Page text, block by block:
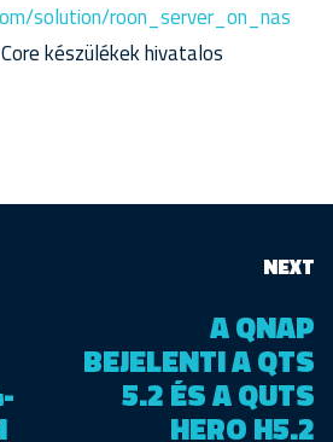
solution/roon_server_on_nas
készülékek hivatalos
NEXT
A QNAP
BEJELENTI A QTS
5.2 ÉS A QUTS
HERO H5.2